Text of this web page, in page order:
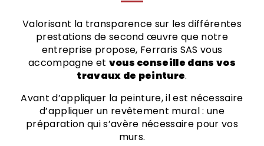
Valorisant la transparence sur les différentes
prestations de second œuvre que notre
entreprise propose, Ferraris SAS vous
accompagne et vous conseille dans vos
travaux de peinture.
Avant d’appliquer la peinture, il est nécessaire
d’appliquer un revêtement mural : une
préparation qui s’avère nécessaire pour vos
murs.